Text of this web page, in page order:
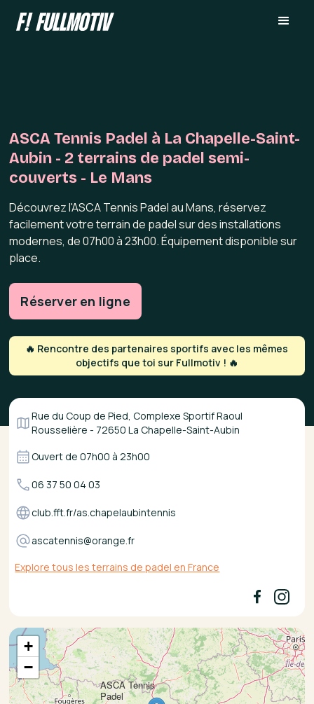
ASCA Tennis Padel à La Chapelle-Saint-
Aubin - 2 terrains de padel semi-
couverts - Le Mans
Découvrez l'ASCA Tennis Padel au Mans, réservez
facilement votre terrain de padel sur des installations
modernes, de 07h00 à 23h00. Équipement disponible sur
place.
Réserver en ligne
🔥 Rencontre des partenaires sportifs avec les mêmes
objectifs que toi sur Fullmotiv ! 🔥
Rue du Coup de Pied, Complexe Sportif Raoul
Rousselière - 72650 La Chapelle-Saint-Aubin
Ouvert de07h00 à23h00
06 37 50 04 03
club.fft.fr/as.chapelaubintennis
ascatennis@orange.fr
Explore tous les terrains de padel en France
ASCA Tennis
Padel
×
+
−